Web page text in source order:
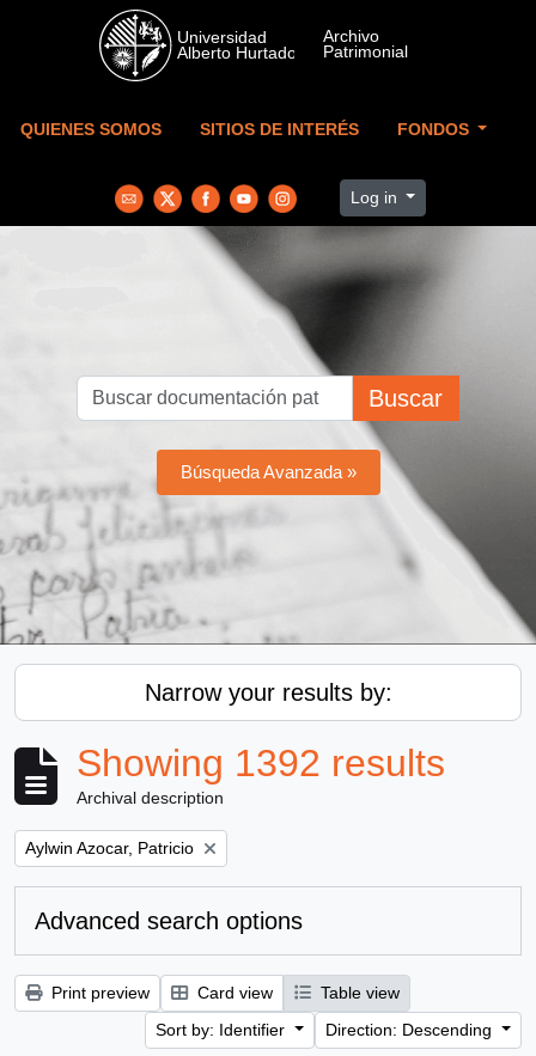
Skip to main content
QUIENES SOMOS SITIOS DE INTERÉS FONDOS
Log in
Buscar
Búsqueda Avanzada »
Narrow your results by:
Showing 1392 results
Archival description
Remove filter:
Aylwin Azocar, Patricio
Advanced search options
Print preview Card view
Table view
Sort by: Identifier
Direction: Descending